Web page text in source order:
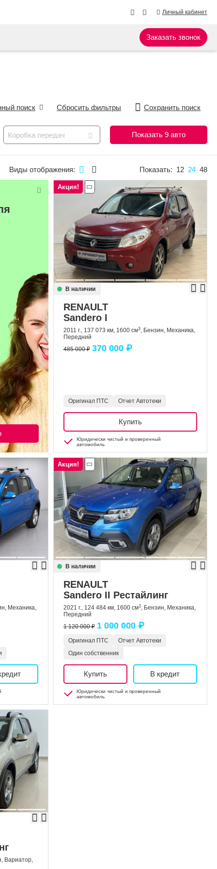
Личный кабинет
Заказать звонок
поиск Сбросить фильтры Сохранить поиск
Коробка передач Показать9авто
Виды отображения: Показать: 12 24 48
Акция!
В наличии
RENAULT
Sandero I
2011 г., 137 073 км, 1600 см3, Бензин, Механика,
Передний
485 000 ₽ 370 000 ₽
Оригинал ПТС Отчет Автотеки
Купить
Юридически чистый и проверенный
автомобиль
Механика,
Акция!
В наличии
RENAULT
Sandero II Рестайлинг
2021 г., 124 484 км, 1600 см3, Бензин, Механика,
Передний
1 120 000 ₽ 1 000 000 ₽
Оригинал ПТС
Отчет Автотеки
Один собственник
Купить В кредит
Юридически чистый и проверенный
автомобиль
Вариатор,